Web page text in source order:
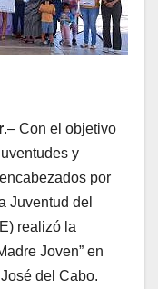
.– Con el objetivo
y
por
Juventud del
realizó la
Joven” en
del Cabo.